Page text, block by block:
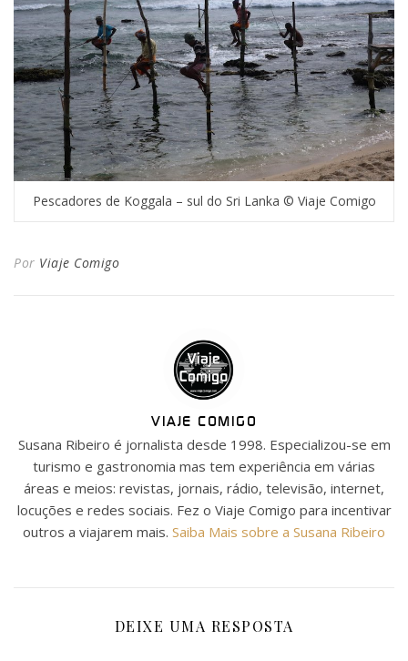
Pescadores de Koggala – sul do Sri Lanka © Viaje Comigo
Por Viaje Comigo
VIAJE COMIGO
Susana Ribeiro é jornalista desde 1998. Especializou-se em
turismo e gastronomia mas tem experiência em várias
áreas e meios: revistas, jornais, rádio, televisão, internet,
locuções e redes sociais. Fez o Viaje Comigo para incentivar
outros a viajarem mais. Saiba Mais sobre a Susana Ribeiro
DEIXE UMA RESPOSTA